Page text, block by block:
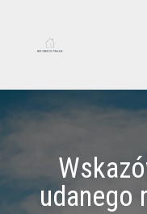
udanego